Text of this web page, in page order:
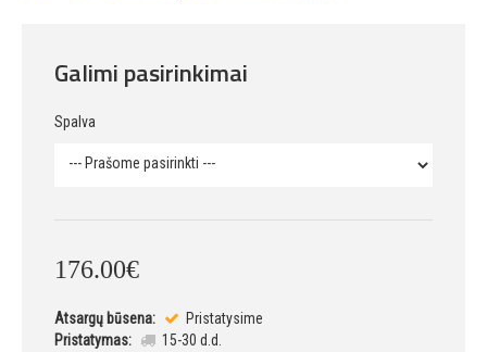
Galimi pasirinkimai
Spalva
176.00€
Atsargų būsena:
Pristatysime
Pristatymas:
15-30 d.d.